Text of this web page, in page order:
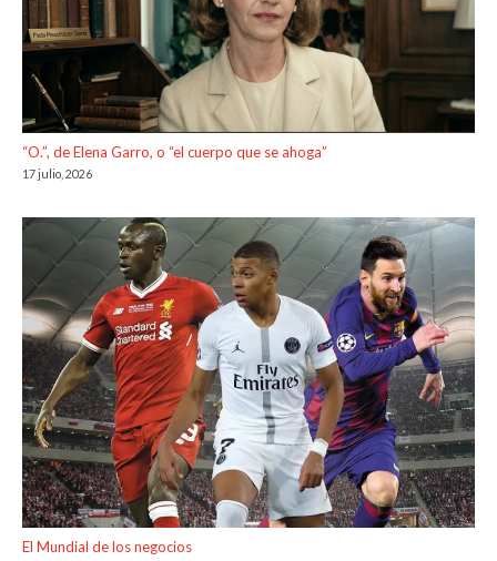
“O.”, de Elena Garro, o “el cuerpo que se ahoga”
17 julio, 2026
El Mundial de los negocios